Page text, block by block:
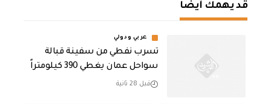
قد يهمك أيضا
عربي ودولي
تسرب نفطي من سفينة قبالة
سواحل عمان يغطي 390 كيلومتراً
قبل 28 ثانية